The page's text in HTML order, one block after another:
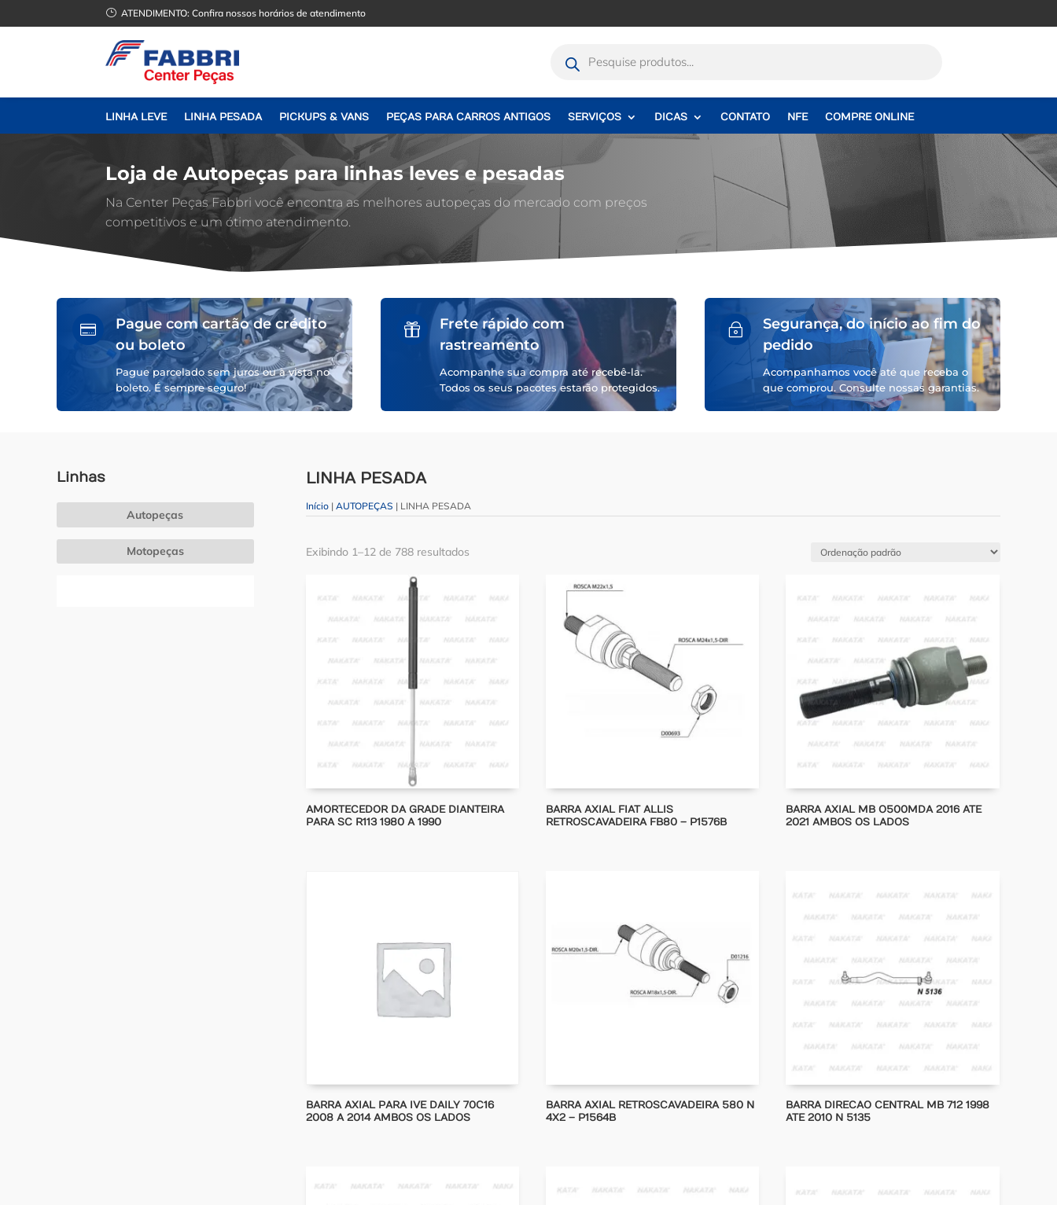
} ATENDIMENTO:Confira nossos horários de atendimento
produtos
LINHA LEVE LINHA PESADA PICKUPS & VANS PEÇAS PARA CARROS ANTIGOS SERVIÇOS DICAS CONTATO NFE COMPRE ONLINE
Loja de Autopeças para linhas leves e pesadas
Na Center Peças Fabbri você encontra as melhores autopeças do mercado com preços
competitivos e um ótimo atendimento.

Pague com cartão de crédito
ou boleto
Pague parcelado sem juros ou à vista no
boleto. É sempre seguro!

Frete rápido com
rastreamento
Acompanhe sua compra até recebê-la.
Todos os seus pacotes estarão protegidos.
~
Segurança, do início ao fim do
pedido
Acompanhamos você até que receba o
que comprou. Consulte nossas garantias.
Linhas
Autopeças
Motopeças
LINHA PESADA
Início| AUTOPEÇAS | LINHA PESADA
Exibindo 1–12 de 788 resultados
AMORTECEDOR DA GRADE DIANTEIRA
PARA SC R113 1980 A 1990
BARRA AXIAL FIAT ALLIS
RETROSCAVADEIRA FB80 – P1576B
BARRA AXIAL MB O500MDA 2016 ATE
2021 AMBOS OS LADOS
BARRA AXIAL PARA IVE DAILY 70C16
2008 A 2014 AMBOS OS LADOS
BARRA AXIAL RETROSCAVADEIRA 580 N
4X2 – P1564B
BARRA DIRECAO CENTRAL MB 712 1998
ATE 2010 N 5135